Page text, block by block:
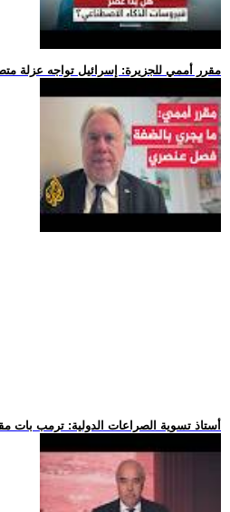
.. مقرر أممي للجزيرة: إسرائيل تواجه عزلة
.. أستاذ تسوية الصراعات الدولية: ترمب بات